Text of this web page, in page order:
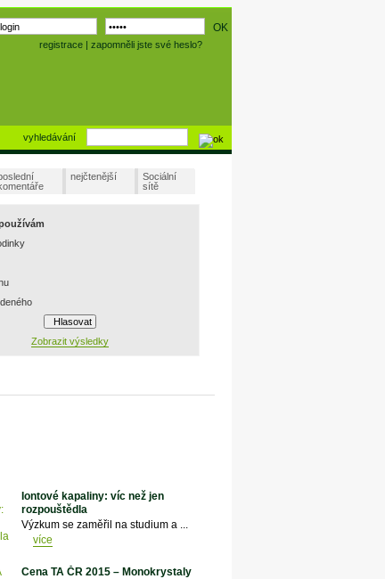
registrace | zapomněli jste své heslo?
vyhledávání
nejčtenější
Sociální
sítě
Zobrazit výsledky
Iontové kapaliny: víc než jen
rozpouštědla
Výzkum se zaměřil na studium a ...
více
Cena TA ČR 2015 – Monokrystaly